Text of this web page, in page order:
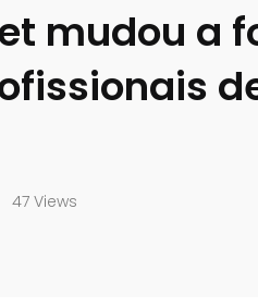
mudou a
47 Views